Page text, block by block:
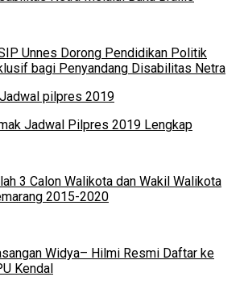
Unnes Dorong Pendidikan Politik
bagi Penyandang Disabilitas Netra
Jadwal Pilpres 2019 Lengkap
3 Calon Walikota dan Wakil Walikota
2015-2020
Widya– Hilmi Resmi Daftar ke
Kendal